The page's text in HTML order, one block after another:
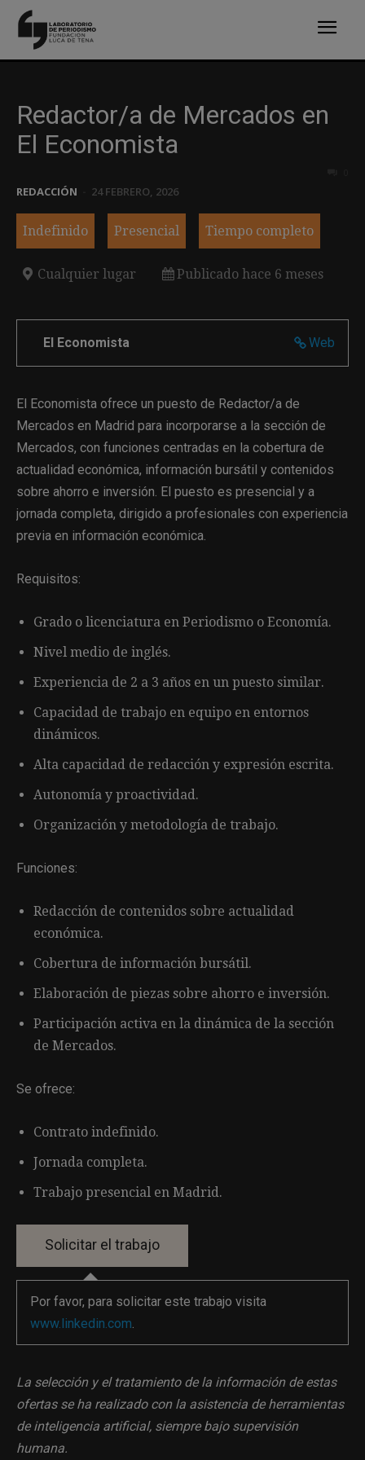
Redactor/a de Mercados en
El Economista
REDACCIÓN 24 FEBRERO, 2026
Indefinido Presencial Tiempo completo
Cualquier lugar Publicado hace 6 meses
Web
El Economista
El Economista ofrece un puesto de Redactor/a de
Mercados en Madrid para incorporarse a la sección de
Mercados, con funciones centradas en la cobertura de
actualidad económica, información bursátil y contenidos
sobre ahorro e inversión. El puesto es presencial y a
jornada completa, dirigido a profesionales con experiencia
previa en información económica.
Requisitos:
Grado o licenciatura en Periodismo o Economía.
Nivel medio de inglés.
Experiencia de 2 a 3 años en un puesto similar.
Capacidad de trabajo en equipo en entornos
dinámicos.
Alta capacidad de redacción y expresión escrita.
Autonomía y proactividad.
Organización y metodología de trabajo.
Funciones:
Redacción de contenidos sobre actualidad
económica.
Cobertura de información bursátil.
Elaboración de piezas sobre ahorro e inversión.
Participación activa en la dinámica de la sección
de Mercados.
Se ofrece:
Contrato indefinido.
Jornada completa.
Trabajo presencial en Madrid.
Por favor, para solicitar este trabajo visita
www.linkedin.com.
La selección y el tratamiento de la información de estas
ofertas se ha realizado con la asistencia de herramientas
de inteligencia artificial, siempre bajo supervisión
humana.